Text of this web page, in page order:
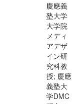
慶應義
塾大学
大学院
メディ
アデザ
イン研
究科教
授; 慶應
義塾⼤
学DMC